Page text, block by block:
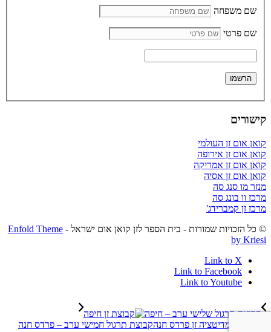
שם משפחה
שם פרטי
קישורים
קואן אום זן העולמי
קואן אום זן אירופה
קואן אום זן אמריקה
קואן אום זן אסיה
מנזר מו סנג סה
מרכז וו בונג סה
מרכז זן קמברידג'
© כל הזכויות שמורות - בית הספר לזן קואן אום ישראל - Enfold Theme
by Kriesi
Link to X
Link to Facebook
Link to Youtube
קבוצת תרגול שלישי ערב – חיפה
קבוצת תרגול חמישי ערב – פרדס חנה